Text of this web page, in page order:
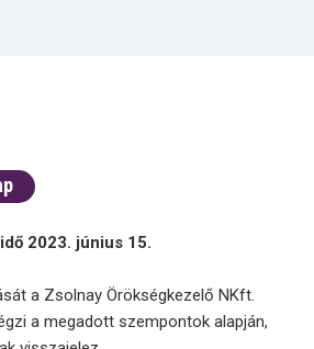
2023. június 15.
a Zsolnay Örökségkezelő NKft.
a megadott szempontok alapján,